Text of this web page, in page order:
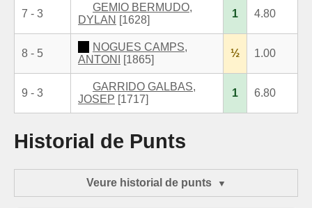
7 - 3
GEMIO BERMUDO,
DYLAN [1628]
1 4.80
8 - 5
NOGUES CAMPS,
ANTONI
[1865]
½ 1.00
9 - 3
GARRIDO GALBAS,
JOSEP [1717]
1 6.80
Historial de Punts
Veure historial de punts